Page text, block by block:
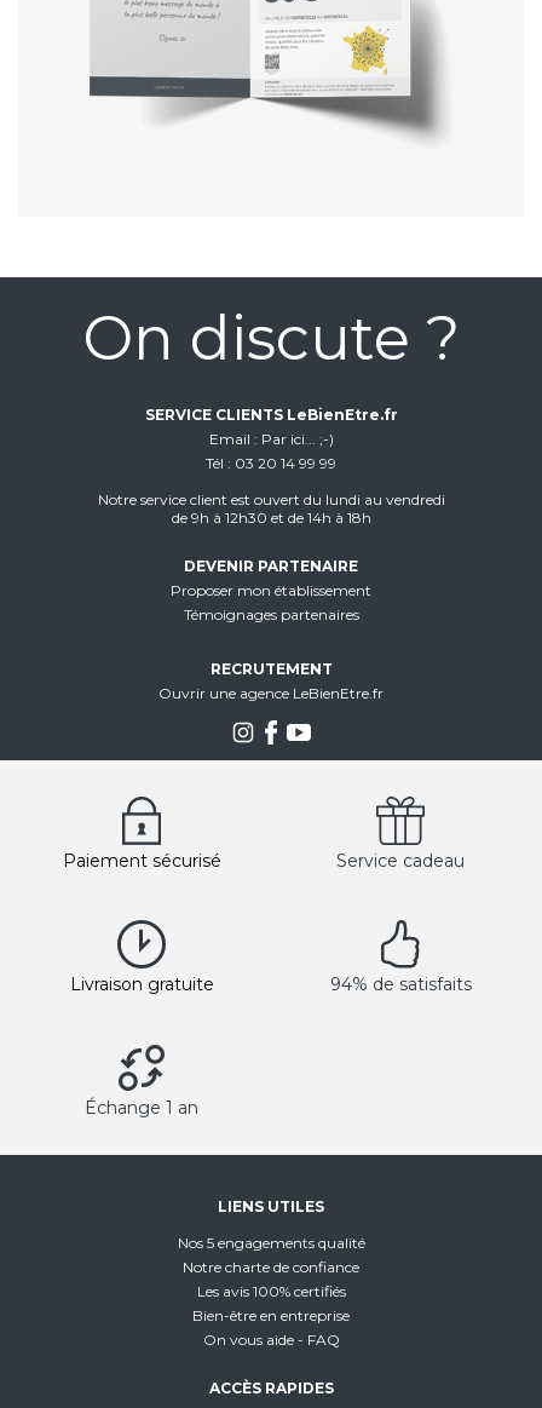
On discute ?
SERVICE CLIENTS LeBienEtre.fr
Email
Par ici... ;-)
Tél
03 20 14 99 99
Notre service client est ouvert du lundi au vendredi
de 9h à 12h30 et de 14h à 18h
DEVENIR PARTENAIRE
Proposer mon établissement
Témoignages partenaires
RECRUTEMENT
Ouvrir une agence LeBienEtre.fr
Paiement sécurisé Service cadeau
Livraison gratuite 94% de satisfaits
Échange 1 an
LIENS UTILES
Nos 5 engagements qualité
Notre charte de confiance
Les avis 100% certifiés
Bien-être en entreprise
On vous aide - FAQ
ACCÈS RAPIDES